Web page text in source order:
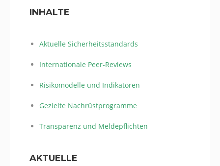
INHALTE
Aktuelle Sicherheitsstandards
Internationale Peer-Reviews
Risikomodelle und Indikatoren
Gezielte Nachrüstprogramme
Transparenz und Meldepflichten
AKTUELLE